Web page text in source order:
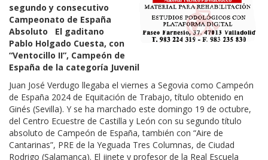
segundo y consecutivo
Campeonato de España
Absoluto El gaditano
Pablo Holgado Cuesta, con
“Ventocillo II”, Campeón de
España de la categoría Juvenil
Juan José Verdugo llegaba el viernes a Segovia como Campeón
de España 2024 de Equitación de Trabajo, título obtenido en
Ginés (Sevilla). Y se ha marchado este domingo 19 de octubre,
del Centro Ecuestre de Castilla y León con su segundo título
absoluto de Campeón de España, también con “Aire de
Cantarinas”, PRE de la Yeguada Tres Columnas, de Ciudad
Rodrigo (Salamanca). El jinete y profesor de la Real Escuela